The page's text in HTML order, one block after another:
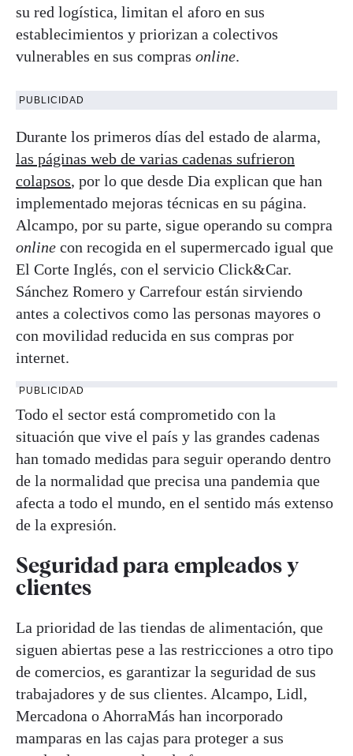
su red logística, limitan el aforo en sus
establecimientos y priorizan a colectivos
vulnerables en sus compras online.
PUBLICIDAD
Durante los primeros días del estado de alarma,
las páginas web de varias cadenas sufrieron
colapsos, por lo que desde Dia explican que han
implementado mejoras técnicas en su página.
Alcampo, por su parte, sigue operando su compra
online con recogida en el supermercado igual que
El Corte Inglés, con el servicio Click&Car.
Sánchez Romero y Carrefour están sirviendo
antes a colectivos como las personas mayores o
con movilidad reducida en sus compras por
internet.
PUBLICIDAD
Todo el sector está comprometido con la
situación que vive el país y las grandes cadenas
han tomado medidas para seguir operando dentro
de la normalidad que precisa una pandemia que
afecta a todo el mundo, en el sentido más extenso
de la expresión.
Seguridad para empleados y
clientes
La prioridad de las tiendas de alimentación, que
siguen abiertas pese a las restricciones a otro tipo
de comercios, es garantizar la seguridad de sus
trabajadores y de sus clientes. Alcampo, Lidl,
Mercadona o AhorraMás han incorporado
mamparas en las cajas para proteger a sus